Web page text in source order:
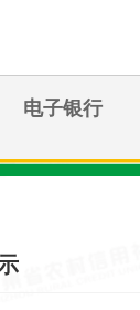
电子银行